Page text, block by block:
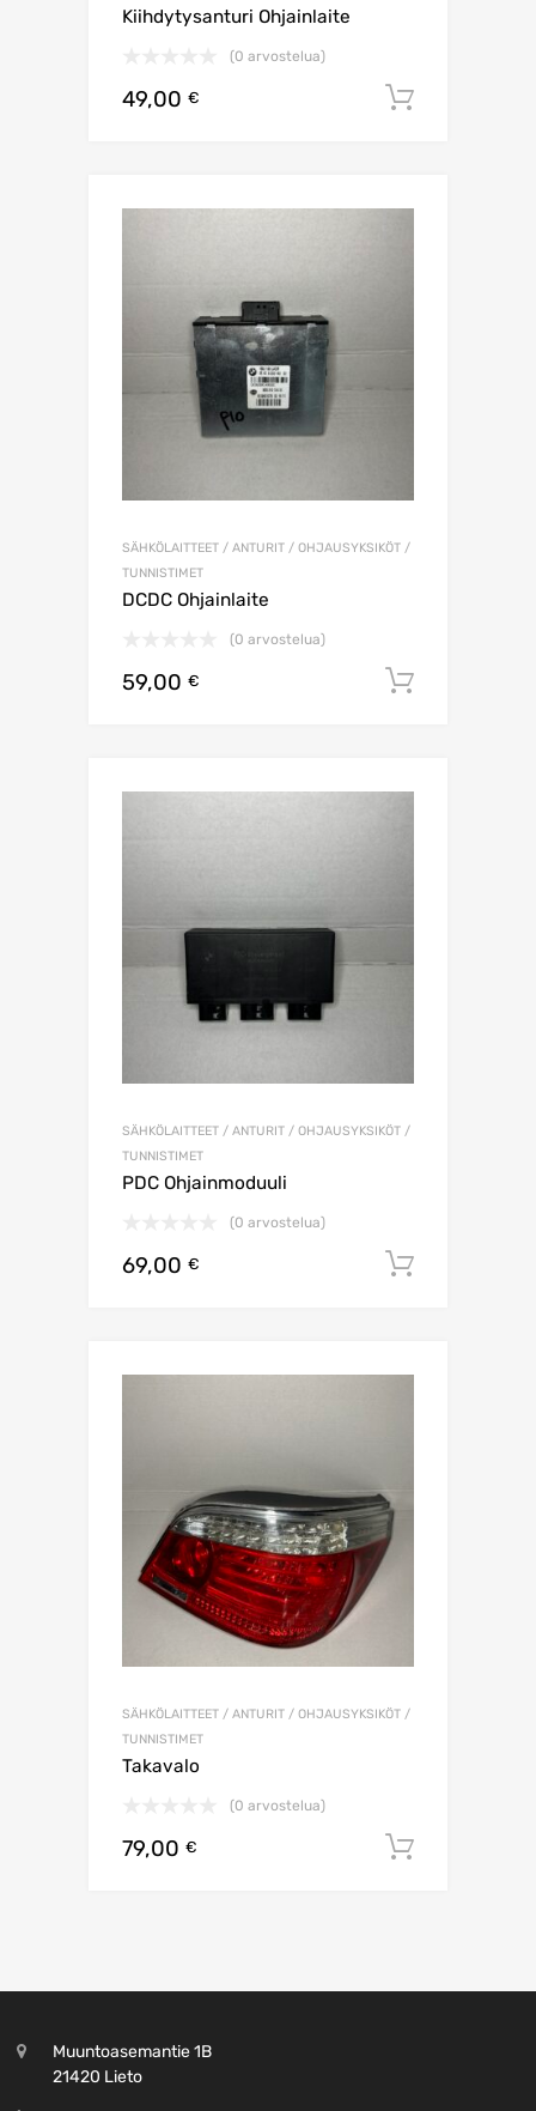
Kiihdytysanturi Ohjainlaite
(0 arvostelua)
49,00 €
SÄHKÖLAITTEET / ANTURIT / OHJAUSYKSIKÖT /
TUNNISTIMET
DCDC Ohjainlaite
(0 arvostelua)
59,00 €
SÄHKÖLAITTEET / ANTURIT / OHJAUSYKSIKÖT /
TUNNISTIMET
PDC Ohjainmoduuli
(0 arvostelua)
69,00 €
SÄHKÖLAITTEET / ANTURIT / OHJAUSYKSIKÖT /
TUNNISTIMET
Takavalo
(0 arvostelua)
79,00 €
Muuntoasemantie 1B
21420 Lieto